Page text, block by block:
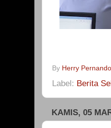
By Herry Pernando
Label: Berita
KAMIS, 05